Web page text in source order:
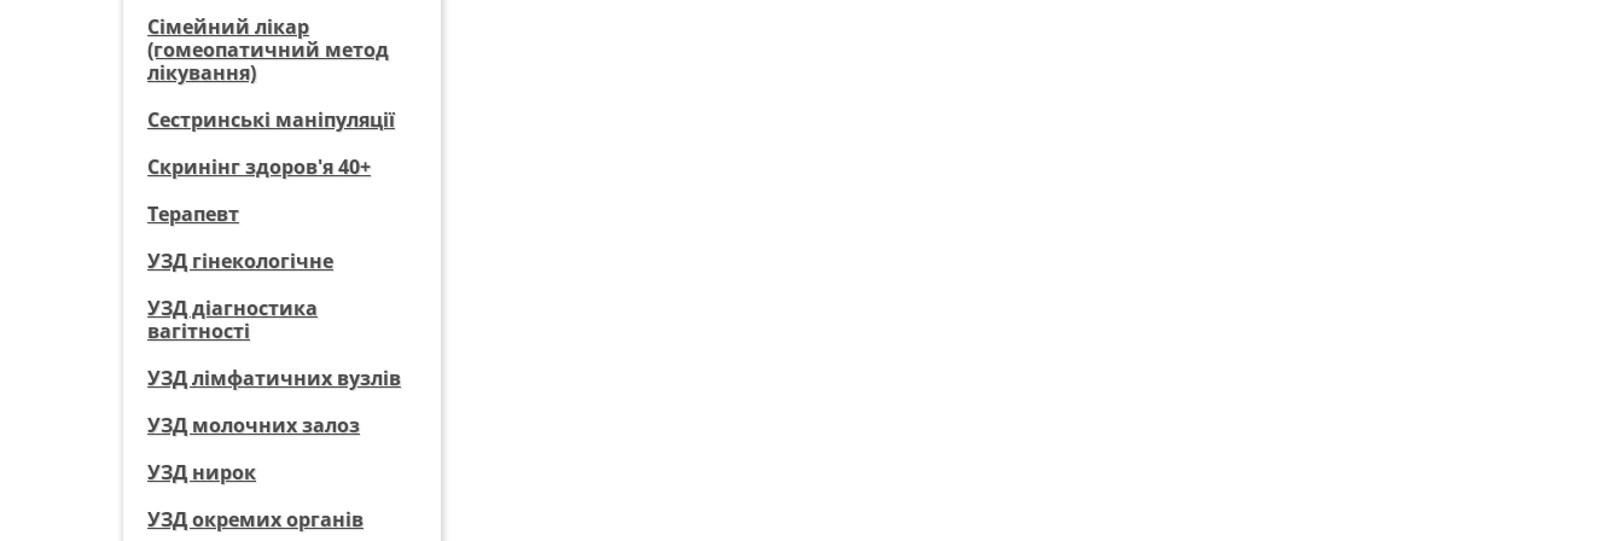
Сімейний лікар
(гомеопатичний метод
лікування)
Сестринські маніпуляції
Скринінг здоров'я 40+
Терапевт
УЗД гінекологічне
УЗД діагностика
вагітності
УЗД лімфатичних вузлів
УЗД молочних залоз
УЗД нирок
УЗД окремих органів